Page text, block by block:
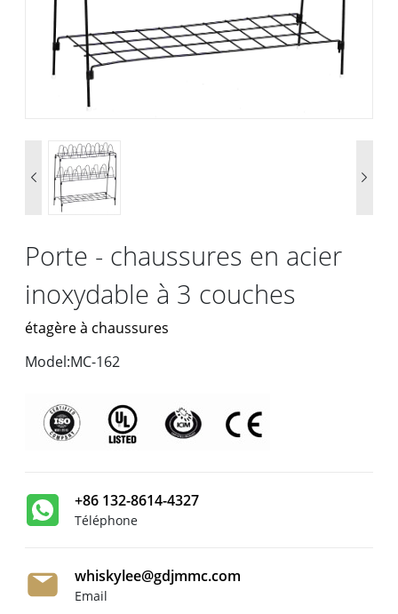
 
Porte - chaussures en acier
inoxydable à 3 couches
étagère à chaussures
Model:MC-162
+86 132-8614-4327
Téléphone
whiskylee@gdjmmc.com
Email